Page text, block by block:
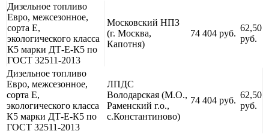
Дизельное топливо
Евро, межсезонное,
сорта Е,
экологического класса
К5 марки ДТ-Е-К5 по
ГОСТ 32511-2013
Московский НПЗ
(г. Москва,
Капотня)
74 404 руб.
62,50
руб.
Дизельное топливо
Евро, межсезонное,
сорта Е,
экологического класса
К5 марки ДТ-Е-К5 по
ГОСТ 32511-2013
ЛПДС
Володарская (М.О.,
Раменский г.о.,
с.Константиново)
74 404 руб.
62,50
руб.